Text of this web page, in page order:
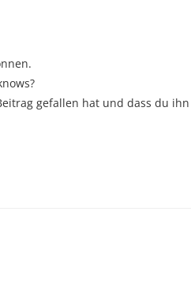
gefallen hat und dass du